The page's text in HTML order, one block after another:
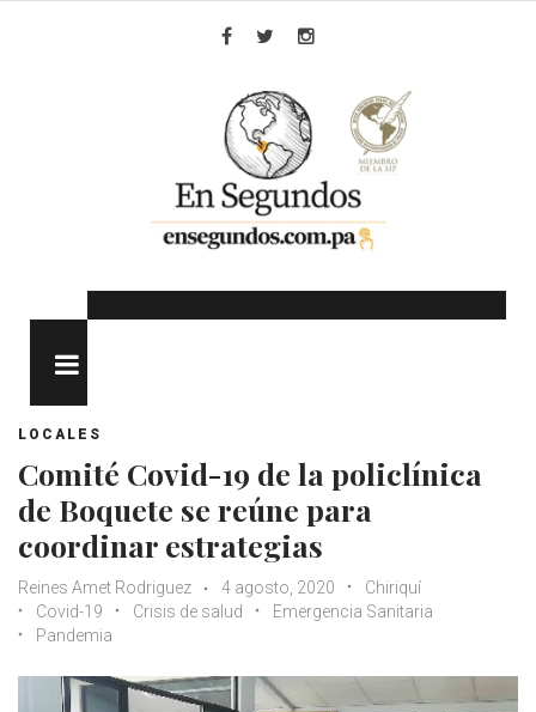
LOCALES
Comité Covid-19 de la policlínica
de Boquete se reúne para
coordinar estrategias
Reines Amet Rodriguez 4 agosto, 2020
Chiriquí
Covid-19
Crisis de salud
Emergencia Sanitaria
Pandemia